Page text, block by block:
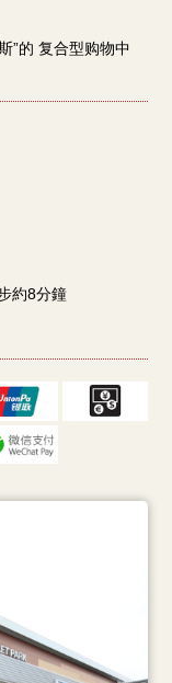
”的 复合型购物中
約8分鐘